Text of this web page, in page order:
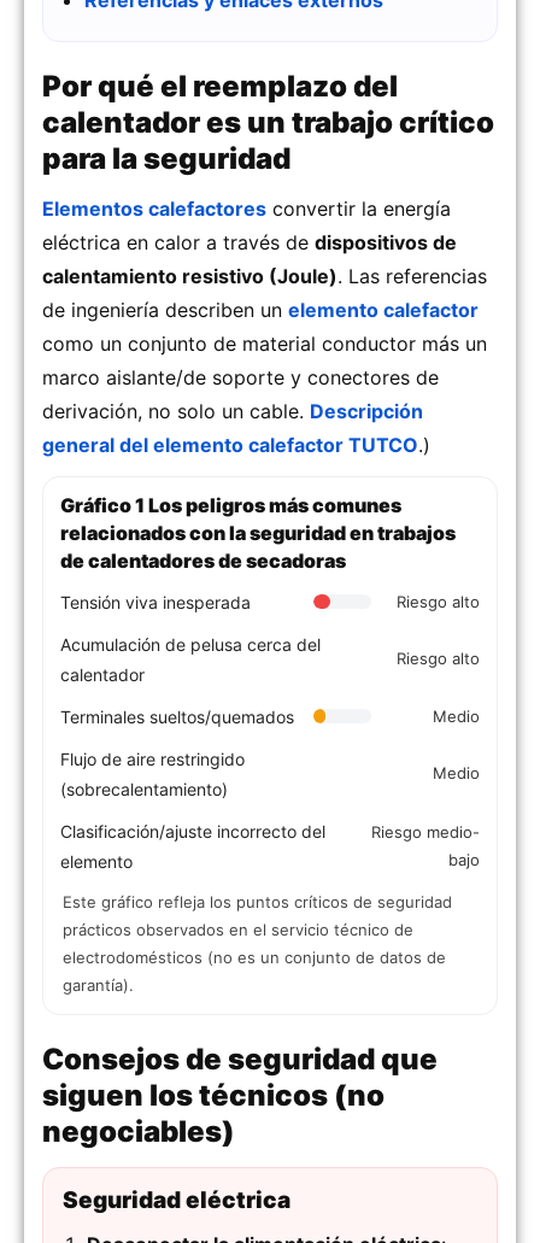
Por qué el reemplazo del
calentador es un trabajo crítico
para la seguridad
Elementos calefactores convertir la energía
eléctrica en calor a través de dispositivos de
calentamiento resistivo (Joule). Las referencias
de ingeniería describen un elemento calefactor
como un conjunto de material conductor más un
marco aislante/de soporte y conectores de
derivación, no solo un cable. Descripción
general del elemento calefactor TUTCO.)
Gráfico 1 Los peligros más comunes
relacionados con la seguridad en trabajos
de calentadores de secadoras
Tensión viva inesperada Riesgo alto
Acumulación de pelusa cerca del
calentador
Riesgo alto
Terminales sueltos/quemados Medio
Flujo de aire restringido
(sobrecalentamiento)
Medio
Clasificación/ajuste incorrecto del
elemento
Riesgo medio-
bajo
Este gráfico refleja los puntos críticos de seguridad
prácticos observados en el servicio técnico de
electrodomésticos (no es un conjunto de datos de
garantía).
Consejos de seguridad que
siguen los técnicos (no
negociables)
Seguridad eléctrica